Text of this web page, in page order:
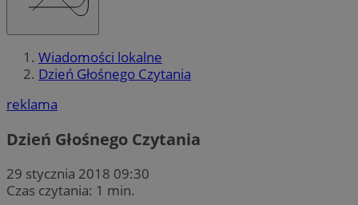
Wiadomości lokalne
Dzień Głośnego Czytania
reklama
Dzień Głośnego Czytania
29 stycznia 2018 09:30
Czas czytania: 1 min.